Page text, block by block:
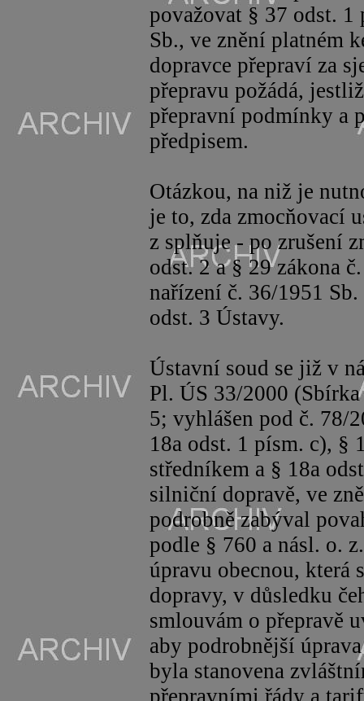
považovat § 37 odst. 1
Sb., ve znění platném
dopravce přepraví za
přepravu požádá,
přepravní podmínky a
předpisem.
Otázkou, na niž je
je to, zda zmocňovací
z splňuje - po zrušení
odst. 2 a§ 29 zákona
nařízení č. 36/1951
odst. 3 Ústavy.
Ústavní soud se již v
Pl. ÚS 33/2000
5; vyhlášen pod č. 78/
18a odst. 1 písm. c), §
středníkem a § 18a
silniční dopravě, ve
podrobně zabýval
podle § 760 a násl. o.
úpravu obecnou, která
dopravy, v důsledku
smlouvám o přepravě
aby podrobnější
byla stanovena